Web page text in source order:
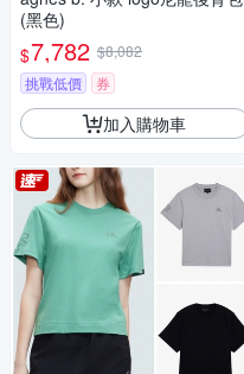
(黑色)
$7,782 $8,082
挑戰低價
券
加入購物車